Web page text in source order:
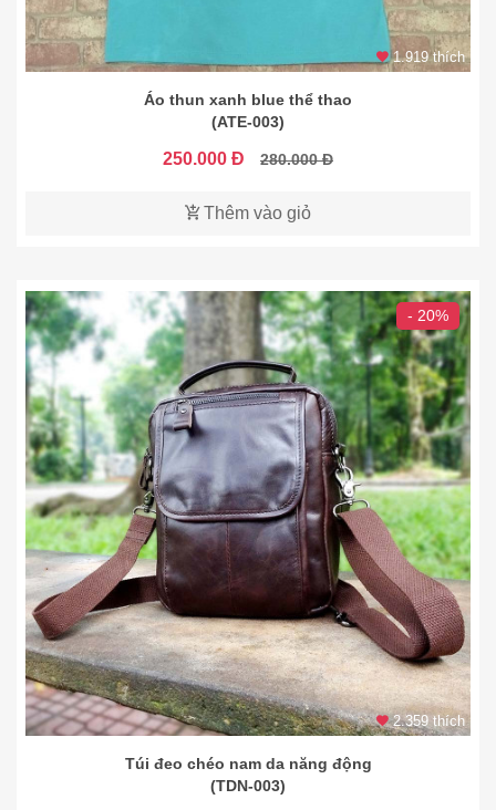
1.919 thích
Áo thun xanh blue thể thao
(ATE-003)
250.000 Đ 280.000 Đ
Thêm vào giỏ
- 20%
2.359 thích
Túi đeo chéo nam da năng động
(TDN-003)